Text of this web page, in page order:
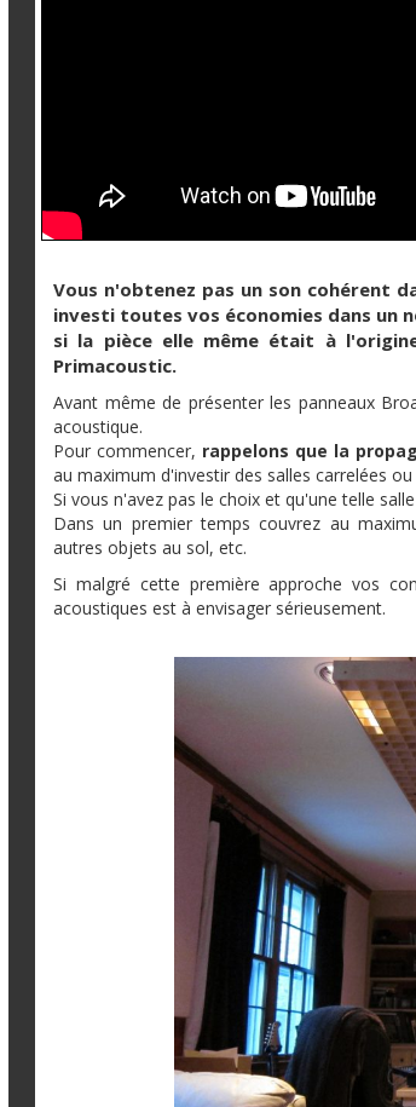
Vous n'obtenez pas un son cohérent
investi toutes vos économies dans un
si la pièce elle même était à
Primacoustic.
Avant même de présenter les panneaux
acoustique.
Pour commencer, rappelons que la
au maximum d'investir des salles carrelées
Si vous n'avez pas le choix et qu'une telle
Dans un premier temps couvrez au
autres objets au sol, etc.
Si malgré cette première approche vos
acoustiques est à envisager sérieusement.